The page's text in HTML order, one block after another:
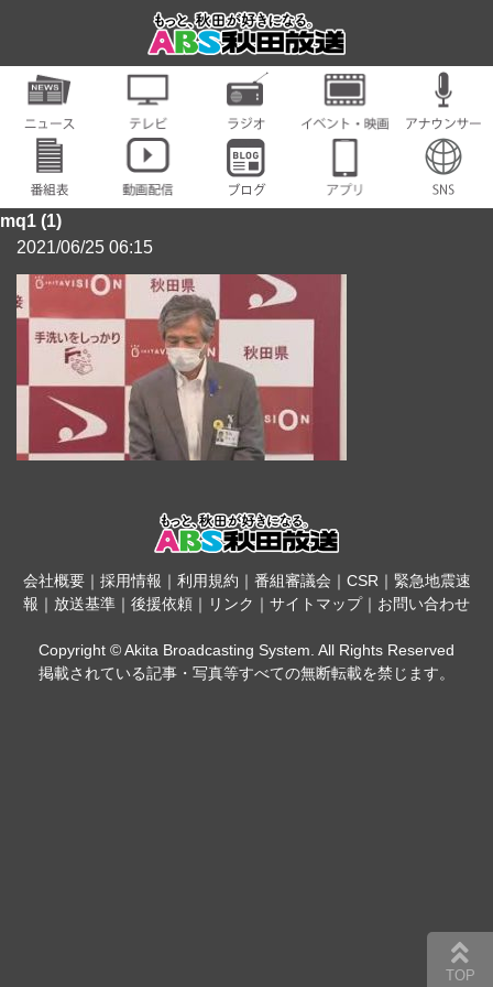
mq1 (1)
2021/06/25 06:15
会社概要｜ 採用情報 ｜ 利用規約 ｜ 番組審議会 ｜ CSR｜ 緊急地震速
報 ｜ 放送基準 ｜ 後援依頼 ｜ リンク ｜ サイトマップ｜ お問い合わせ
Copyright © Akita Broadcasting System. All Rights Reserved
掲載されている記事・写真等すべての無断転載を禁じます。